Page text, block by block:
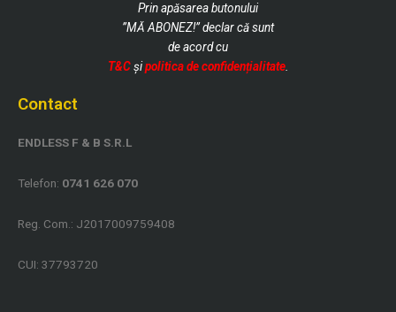
Prin apăsarea butonului
”MĂ ABONEZ!” declar că sunt
deacord cu
T&C și politica de confidențialitate.
Contact
ENDLESS F & B S.R.L
Telefon: 0741 626 070
Reg. Com.: J2017009759408
CUI: 37793720